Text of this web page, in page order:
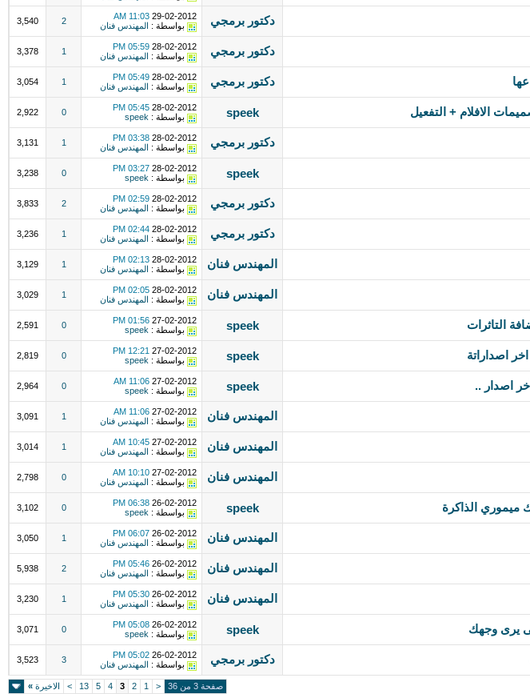
دكتور برمجي 29-02-2012
11:03 AM
بواسطة :
المهندس فنان 2
3,540
دكتور برمجي 28-02-2012
05:59 PM
بواسطة :
المهندس فنان 1
3,378
دكتور برمجي 28-02-2012
05:49 PM
بواسطة :
المهندس فنان 1
3,054
speek
28-02-2012
05:45 PM
بواسطة : speek
0
2,922
دكتور برمجي 28-02-2012
03:38 PM
بواسطة :
المهندس فنان 1
3,131
speek
28-02-2012
03:27 PM
بواسطة : speek
0
3,238
دكتور برمجي 28-02-2012
02:59 PM
بواسطة :
المهندس فنان 2
3,833
دكتور برمجي 28-02-2012
02:44 PM
بواسطة :
المهندس فنان 1
3,236
المهندس فنان 28-02-2012
02:13 PM
بواسطة :
المهندس فنان 1
3,129
المهندس فنان 28-02-2012
02:05 PM
بواسطة :
المهندس فنان 1
3,029
speek
27-02-2012
01:56 PM
بواسطة : speek
0
2,591
speek
27-02-2012
12:21 PM
بواسطة : speek
0
2,819
speek
27-02-2012
11:06 AM
بواسطة : speek
0
2,964
المهندس فنان 27-02-2012
11:06 AM
بواسطة :
المهندس فنان 1
3,091
المهندس فنان 27-02-2012
10:45 AM
بواسطة :
المهندس فنان 1
3,014
المهندس فنان 27-02-2012
10:10 AM
بواسطة :
المهندس فنان 0
2,798
speek
26-02-2012
06:38 PM
بواسطة : speek
0
3,102
المهندس فنان 26-02-2012
06:07 PM
بواسطة :
المهندس فنان 1
3,050
المهندس فنان 26-02-2012
05:46 PM
بواسطة :
المهندس فنان 2
5,938
المهندس فنان 26-02-2012
05:30 PM
بواسطة :
المهندس فنان 1
3,230
speek
26-02-2012
05:08 PM
بواسطة : speek
0
3,071
دكتور برمجي 26-02-2012
05:02 PM
بواسطة :
المهندس فنان 3
3,523
صفحة 3 من 36 <
1
2
3
4
5
13
> الاخيرة »